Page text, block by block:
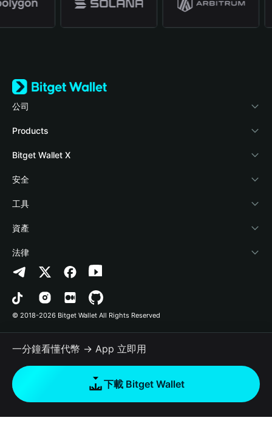
公司
關於 Bitget Wallet
部落格
學院
加密資訊
幫助中心
‌聯繫我們
品牌資源
工作機會
Products
Crypto Card
Stablecoin Earn
Payfi Crypto
Crypto Swap API
Altcoin Season Index
Prediction Markets
DApp
RWA
如何購買加密貨幣
Bitget Wallet X
開發者文件
連接錢包
Bitget Wallet Pay
合作上架
安全
風險保障基金
安全防護技術
工具
快捷買幣
授權檢測
合約檢測
批次轉帳
資產
Arbitrum
Avalanche
Bitcoin
Polygon
法律
隱私協議
用戶使用協議
© 2018-2026 Bitget Wallet All Rights Reserved
一分鐘看懂代幣 → App 立即用
下載 Bitget Wallet